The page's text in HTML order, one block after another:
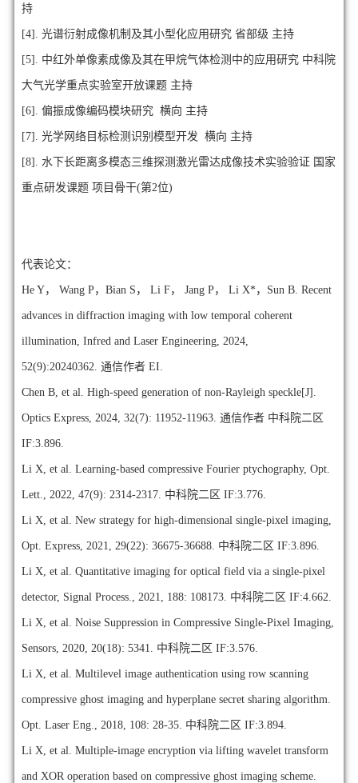
持
[4]. 光谱衍射成像机制及其小型化应用研究 省部级 主持
[5]. 中红外单像素成像及其在甲烷气体检测中的应用研究 中科院
大气光学重点实验室开放课题 主持
[6]. 偏振成像编码模块研究 横向 主持
[7]. 光学网络目标检测识别模型开发 横向 主持
[8]. 水下长距离多模态三维探测激光雷达成像技术实验验证 国家
重点研发课题 项目骨干(第2位)
代表论文：
He Y， Wang P，Bian S， Li F， Jang P， Li X*，Sun B. Recent
advances in diffraction imaging with low temporal coherent
illumination, Infred and Laser Engineering, 2024,
52(9):20240362. 通信作者 EI.
Chen B, et al. High-speed generation of non-Rayleigh speckle[J].
Optics Express, 2024, 32(7): 11952-11963. 通信作者 中科院二区
IF:3.896.
Li X, et al. Learning-based compressive Fourier ptychography, Opt.
Lett., 2022, 47(9): 2314-2317. 中科院二区 IF:3.776.
Li X, et al. New strategy for high-dimensional single-pixel imaging,
Opt. Express, 2021, 29(22): 36675-36688. 中科院二区 IF:3.896.
Li X, et al. Quantitative imaging for optical field via a single-pixel
detector, Signal Process., 2021, 188: 108173. 中科院二区 IF:4.662.
Li X, et al. Noise Suppression in Compressive Single-Pixel Imaging,
Sensors, 2020, 20(18): 5341. 中科院二区 IF:3.576.
Li X, et al. Multilevel image authentication using row scanning
compressive ghost imaging and hyperplane secret sharing algorithm.
Opt. Laser Eng., 2018, 108: 28-35. 中科院二区 IF:3.894.
Li X, et al. Multiple-image encryption via lifting wavelet transform
and XOR operation based on compressive ghost imaging scheme.